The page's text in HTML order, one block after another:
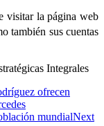
visitar la página web
también sus cuentas
Integrales
ofrecen
mundialNext